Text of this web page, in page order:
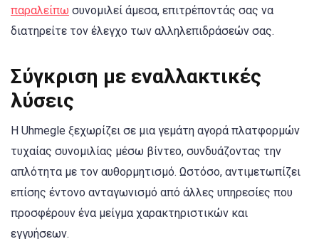
παραλείπω συνομιλεί άμεσα, επιτρέποντάς σας να
διατηρείτε τον έλεγχο των αλληλεπιδράσεών σας.
Σύγκριση με εναλλακτικές
λύσεις
Η Uhmegle ξεχωρίζει σε μια γεμάτη αγορά πλατφορμών
τυχαίας συνομιλίας μέσω βίντεο, συνδυάζοντας την
απλότητα με τον αυθορμητισμό. Ωστόσο, αντιμετωπίζει
επίσης έντονο ανταγωνισμό από άλλες υπηρεσίες που
προσφέρουν ένα μείγμα χαρακτηριστικών και
εγγυήσεων.